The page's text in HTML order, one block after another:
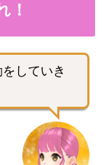
！
していき